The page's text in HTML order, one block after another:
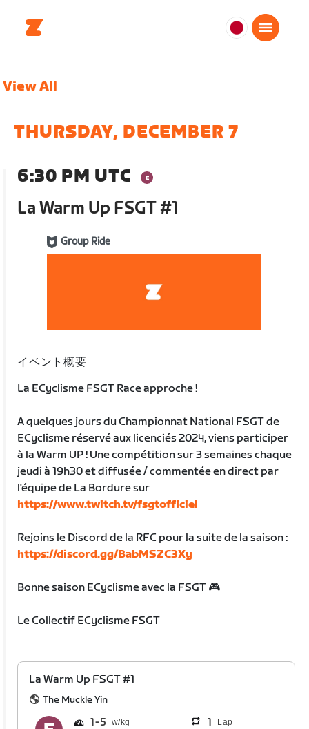
日
View All
THURSDAY, DECEMBER 7
6:30 PM UTC
La Warm Up FSGT #1
Group Ride
イベント概要
La ECyclisme FSGT Race approche !
A quelques jours du Championnat National FSGT de
ECyclisme réservé aux licenciés 2024, viens participer
à la Warm UP ! Une compétition sur 3 semaines chaque
jeudi à 19h30 et diffusée / commentée en direct par
l'équipe de La Bordure sur
https://www.twitch.tv/fsgtofficiel
Rejoins le Discord de la RFC pour la suite de la saison :
https://discord.gg/BabMSZC3Xy
Bonne saison ECyclisme avec la FSGT 🎮
Le Collectif ECyclisme FSGT
La Warm Up FSGT #1
The Muckle Yin
1 5 1 Lap